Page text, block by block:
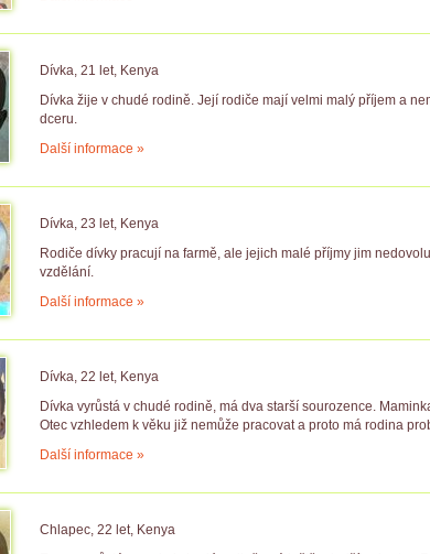
Dívka, 21 let, Kenya
Dívka žije v chudé rodině. Její rodiče mají velmi malý příjem a
dceru.
Další informace »
Dívka, 23 let, Kenya
Rodiče dívky pracují na farmě, ale jejich malé příjmy jim
vzdělání.
Další informace »
Dívka, 22 let, Kenya
Dívka vyrůstá v chudé rodině, má dva starší sourozence.
Otec vzhledem k věku již nemůže pracovat a proto má rodina
Další informace »
Chlapec, 22 let, Kenya